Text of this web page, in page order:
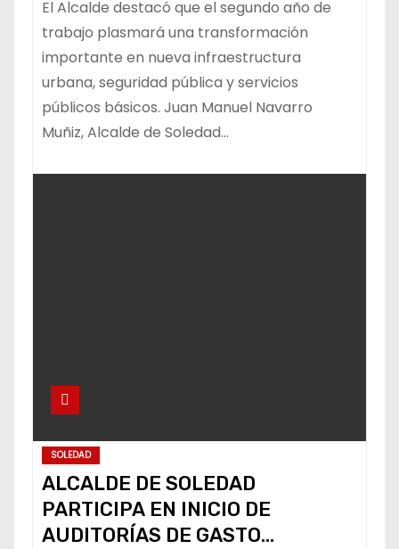
MANUEL NAVARRO
El Alcalde destacó que el segundo año de
trabajo plasmará una transformación
importante en nueva infraestructura
urbana, seguridad pública y servicios
públicos básicos. Juan Manuel Navarro
Muñiz, Alcalde de Soledad…
SOLEDAD
ALCALDE DE SOLEDAD
PARTICIPA EN INICIO DE
AUDITORÍAS DE GASTO